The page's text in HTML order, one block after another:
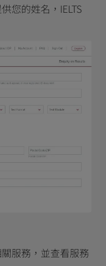
您的姓名，IELTS
服務，並查看服務